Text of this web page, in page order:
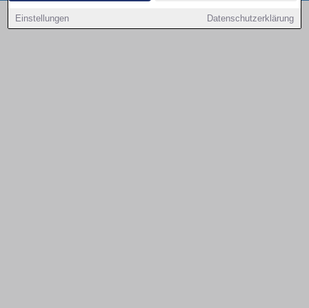
Einstellungen Datenschutzerklärung
Copyright © 2000 - 2026 | 1A Infosysteme GmbH | Content by: 1a-sites-autos